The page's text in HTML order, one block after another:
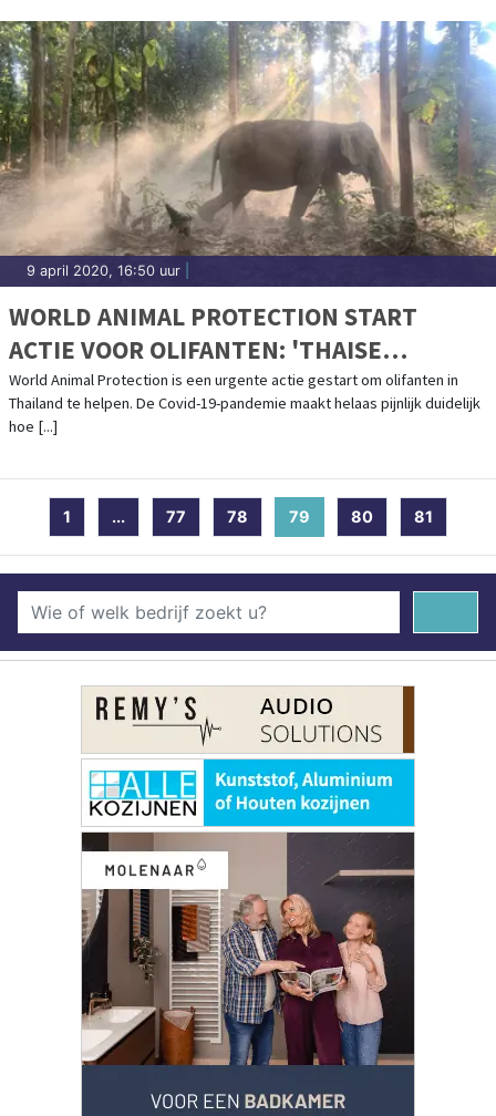
9 april 2020, 16:50 uur
WORLD ANIMAL PROTECTION START
ACTIE VOOR OLIFANTEN: 'THAISE
OLIFANTEN IN DE PROBLEMEN DOOR
CORONACRISIS'
World Animal Protection is een urgente actie gestart om olifanten in
Thailand te helpen. De Covid-19-pandemie maakt helaas pijnlijk duidelijk
hoe [...]
1 ... 77 78 79 (current)
80 81